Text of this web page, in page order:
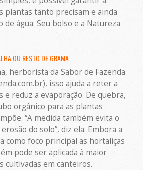
plantas tanto precisam e ainda
de água. Seu bolso e a Natureza
OU RESTO DE GRAMA
herborista da Sabor de Fazenda
isso ajuda a reter a
e reduz a evaporação. De quebra,
orgânico para as plantas
“A medida também evita o
do solo”, diz ela. Embora a
como foco principal as hortaliças
pode ser aplicada à maior
cultivadas em canteiros.